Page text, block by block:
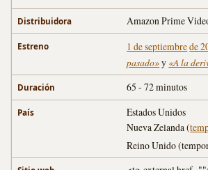
Distribuidora Amazon Prime
Estreno 1 de septiembrede
pasado»y «A la
Duración 65 - 72 minutos
País
Estados Unidos
Nueva Zelanda (
Reino Unido